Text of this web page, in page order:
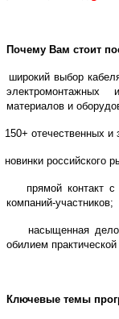
Почему Вам стоит
широкий выбор
материалов и
150+ отечественных и
новинки российского
прямой контакт
компаний-участников;
насыщенная
обилием
Ключевые темы